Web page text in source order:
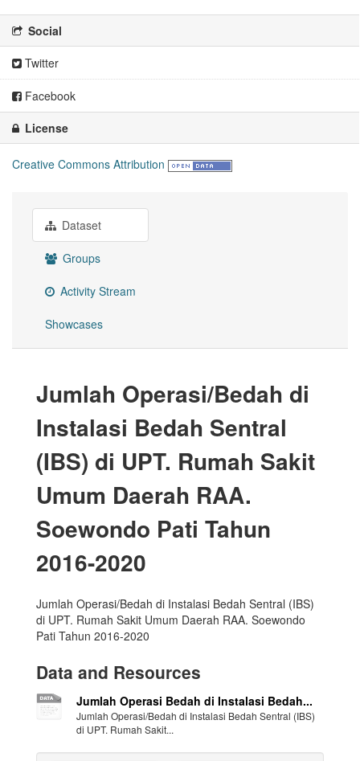
Social
Twitter
Facebook
License
Creative Commons Attribution
Dataset
Groups
Activity Stream
Showcases
Jumlah Operasi/Bedah di
Instalasi Bedah Sentral
(IBS) di UPT. Rumah Sakit
Umum Daerah RAA.
Soewondo Pati Tahun
2016-2020
Jumlah Operasi/Bedah di Instalasi Bedah Sentral (IBS)
di UPT. Rumah Sakit Umum Daerah RAA. Soewondo
Pati Tahun 2016-2020
Data and Resources
Jumlah Operasi Bedah di Instalasi Bedah...
Jumlah Operasi/Bedah di Instalasi Bedah Sentral (IBS)
di UPT. Rumah Sakit...